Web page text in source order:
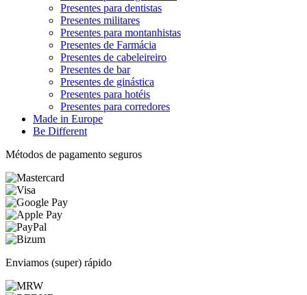
Presentes para dentistas
Presentes militares
Presentes para montanhistas
Presentes de Farmácia
Presentes de cabeleireiro
Presentes de bar
Presentes de ginástica
Presentes para hotéis
Presentes para corredores
Made in Europe
Be Different
Métodos de pagamento seguros
Enviamos (super) rápido